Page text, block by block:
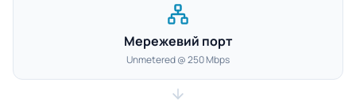
Мережевий порт
Unmetered @ 250 Mbps